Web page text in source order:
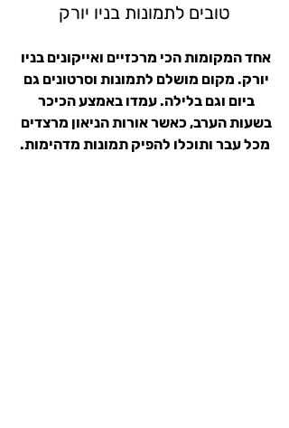
טובים לתמונות בניו יורק
אחד המקומות הכי מרכזיים ואייקונים בניו
יורק. מקום מושלם לתמונות וסרטונים גם
ביום וגם בלילה. עמדו באמצע הכיכר
בשעות הערב, כאשר אורות הניאון מרצדים
מכל עבר ותוכלו להפיק תמונות מדהימות.